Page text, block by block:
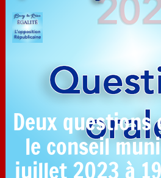
Deux
le conseil
juillet 2023 à